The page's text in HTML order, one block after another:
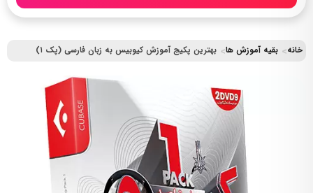
خانه بقیه آموزش ها بهترین پکیج آموزش کیوبیس به زبان فارسی (پک ۱)